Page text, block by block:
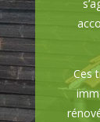
Ces